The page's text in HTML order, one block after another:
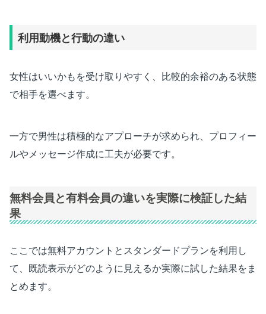
利用動機と行動の違い
女性はいいかもを受け取りやすく、比較的余裕のある状態
で相手を選べます。
一方で男性は積極的なアプローチが求められ、プロフィー
ルやメッセージ作成に工夫が必要です。
無料会員と有料会員の違いを実際に検証した結
果
ここでは無料アカウントとスタンダードプランを利用し
て、既読表示がどのように見えるか実際に試した結果をま
とめます。